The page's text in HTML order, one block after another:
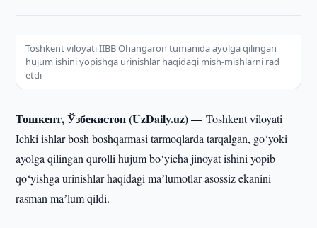
Toshkent viloyati IIBB Ohangaron tumanida ayolga qilingan
hujum ishini yopishga urinishlar haqidagi mish-mishlarni rad
etdi
Тошкент, Ўзбекистон (UzDaily.uz) —Toshkent viloyati
Ichki ishlar bosh boshqarmasi tarmoqlarda tarqalgan, go‘yoki
ayolga qilingan qurolli hujum bo‘yicha jinoyat ishini yopib
qo‘yishga urinishlar haqidagi maʼlumotlar asossiz ekanini
rasman maʼlum qildi.